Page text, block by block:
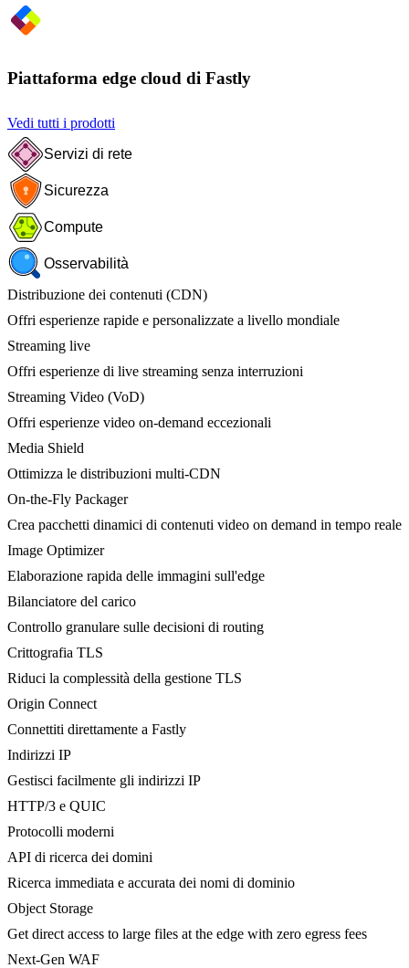
Piattaforma edge cloud di Fastly
Vedi tutti i prodotti
Servizi di rete
Sicurezza
Compute
Osservabilità
Distribuzione dei contenuti (CDN)
Offri esperienze rapide e personalizzate a livello mondiale
Streaming live
Offri esperienze di live streaming senza interruzioni
Streaming Video (VoD)
Offri esperienze video on-demand eccezionali
Media Shield
Ottimizza le distribuzioni multi-CDN
On-the-Fly Packager
Crea pacchetti dinamici di contenuti video on demand in tempo reale
Image Optimizer
Elaborazione rapida delle immagini sull'edge
Bilanciatore del carico
Controllo granulare sulle decisioni di routing
Crittografia TLS
Riduci la complessità della gestione TLS
Origin Connect
Connettiti direttamente a Fastly
Indirizzi IP
Gestisci facilmente gli indirizzi IP
HTTP/3 e QUIC
Protocolli moderni
API di ricerca dei domini
Ricerca immediata e accurata dei nomi di dominio
Object Storage
Get direct access to large files at the edge with zero egress fees
Next-Gen WAF